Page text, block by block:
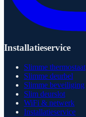
Installatieservice
Slimme thermostaat
Slimme deurbel
Slimme beveiliging
Slim deurslot
WiFi & netwerk
Installatieservice